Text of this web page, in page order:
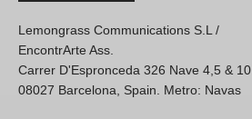
Lemongrass Communications S.L /
EncontrArte Ass.
Carrer D'Espronceda 326 Nave 4,5 & 10
08027 Barcelona, Spain. Metro: Navas